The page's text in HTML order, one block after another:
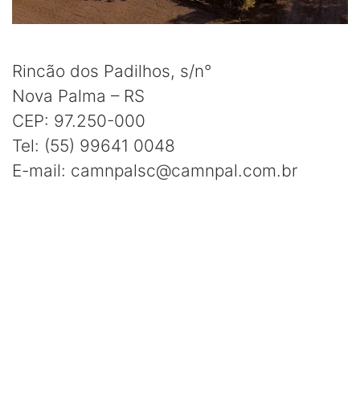
Rincão dos Padilhos, s/n°
Nova Palma – RS
CEP: 97.250-000
Tel: (55) 99641 0048
E-mail: camnpalsc@camnpal.com.br